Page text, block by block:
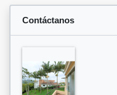
Contáctanos